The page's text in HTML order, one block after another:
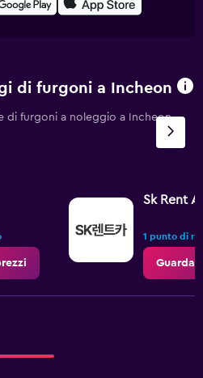
di furgoni a Incheon
di furgoni a noleggio a Incheon
Sk Rent A
1 punto di
Guarda